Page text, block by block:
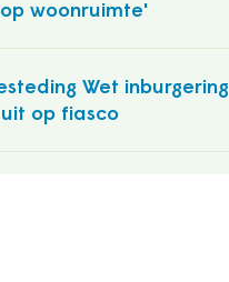
woonruimte'
Wet inburgering
op fiasco